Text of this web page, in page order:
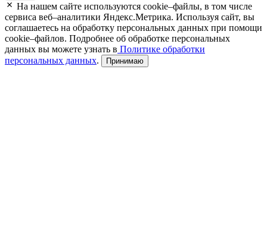
На нашем сайте используются cookie–файлы, в том числе
сервиса веб–аналитики Яндекс.Метрика. Используя сайт, вы
соглашаетесь на обработку персональных данных при помощи
cookie–файлов. Подробнее об обработке персональных
данных вы можете узнать в Политике обработки
персональных данных. Принимаю